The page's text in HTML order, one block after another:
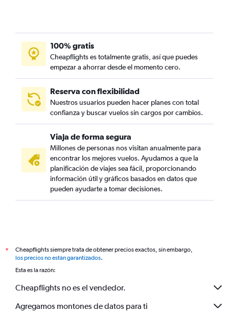
100% gratis
Cheapflights es totalmente gratis, así que puedes
empezar a ahorrar desde el momento cero.
Reserva con flexibilidad
Nuestros usuarios pueden hacer planes con total
confianza y buscar vuelos sin cargos por cambios.
Viaja de forma segura
Millones de personas nos visitan anualmente para
encontrar los mejores vuelos. Ayudamos a que la
planificación de viajes sea fácil, proporcionando
información útil y gráficos basados en datos que
pueden ayudarte a tomar decisiones.
*
Cheapflights siempre trata de obtener precios exactos, sin embargo,
los precios no están garantizados.
Esta es la razón:
Cheapflights no es el vendedor.
Agregamos montones de datos para ti